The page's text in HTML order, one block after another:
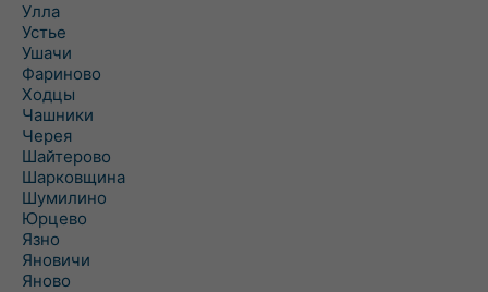
Улла
Устье
Ушачи
Фариново
Ходцы
Чашники
Черея
Шайтерово
Шарковщина
Шумилино
Юрцево
Язно
Яновичи
Яново